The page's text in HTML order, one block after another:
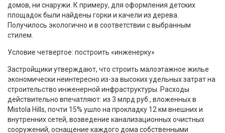
домов, ни снаружи. К примеру, для оформления детских
площадок были найдены горки и качели из дерева.
Получилось экологично и в соответствии с выбранным
стилем.
Условие четвертое: построить «инженерку»
Застройщики утверждают, что строить малоэтажное жилье
экономически неинтересно из-за высоких удельных затрат на
строительство инженерной инфраструктуры. Расходы
действительно впечатляют: из 3 млрд руб., вложенных в
Mistola Hills, почти 15% ушло на прокладку 12 км внешних и
внутренних сетей, возведение канализационных очистных
сооружений, оснащение каждого дома собственными